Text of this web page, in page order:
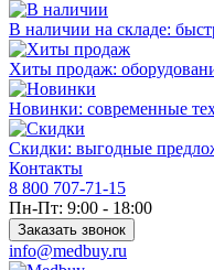
В наличии на складе:
Хиты продаж:
Новинки: современные
Скидки: выгодные
Контакты
8 800 707-71-15
Пн-Пт: 9:00 - 18:00
Заказать звонок
info@medbuy.ru